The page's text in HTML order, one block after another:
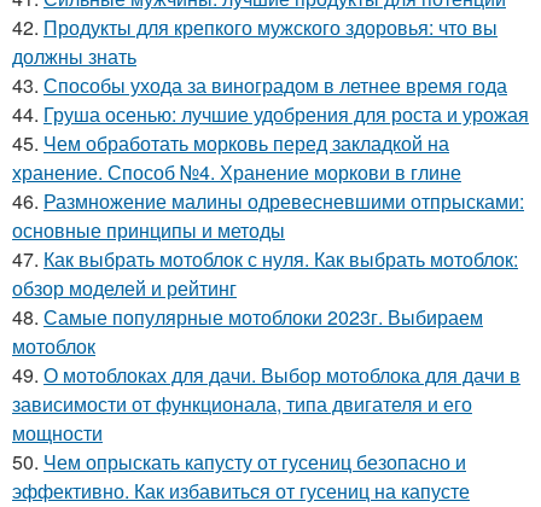
42. Продукты для крепкого мужского здоровья: что вы
должны знать
43. Способы ухода за виноградом в летнее время года
44. Груша осенью: лучшие удобрения для роста и урожая
45. Чем обработать морковь перед закладкой на
хранение. Способ №4. Хранение моркови в глине
46. Размножение малины одревесневшими отпрысками:
основные принципы и методы
47. Как выбрать мотоблок с нуля. Как выбрать мотоблок:
обзор моделей и рейтинг
48. Самые популярные мотоблоки 2023г. Выбираем
мотоблок
49. О мотоблоках для дачи. Выбор мотоблока для дачи в
зависимости от функционала, типа двигателя и его
мощности
50. Чем опрыскать капусту от гусениц безопасно и
эффективно. Как избавиться от гусениц на капусте